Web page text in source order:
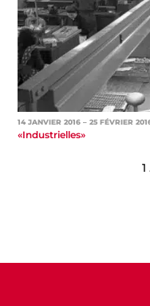
14 JANVIER 2016– 25 FÉVRIER
«Industrielles»
1